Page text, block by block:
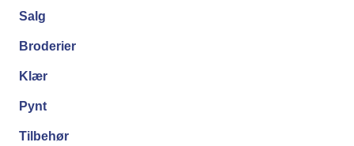
Salg
Broderier
Klær
Pynt
Tilbehør